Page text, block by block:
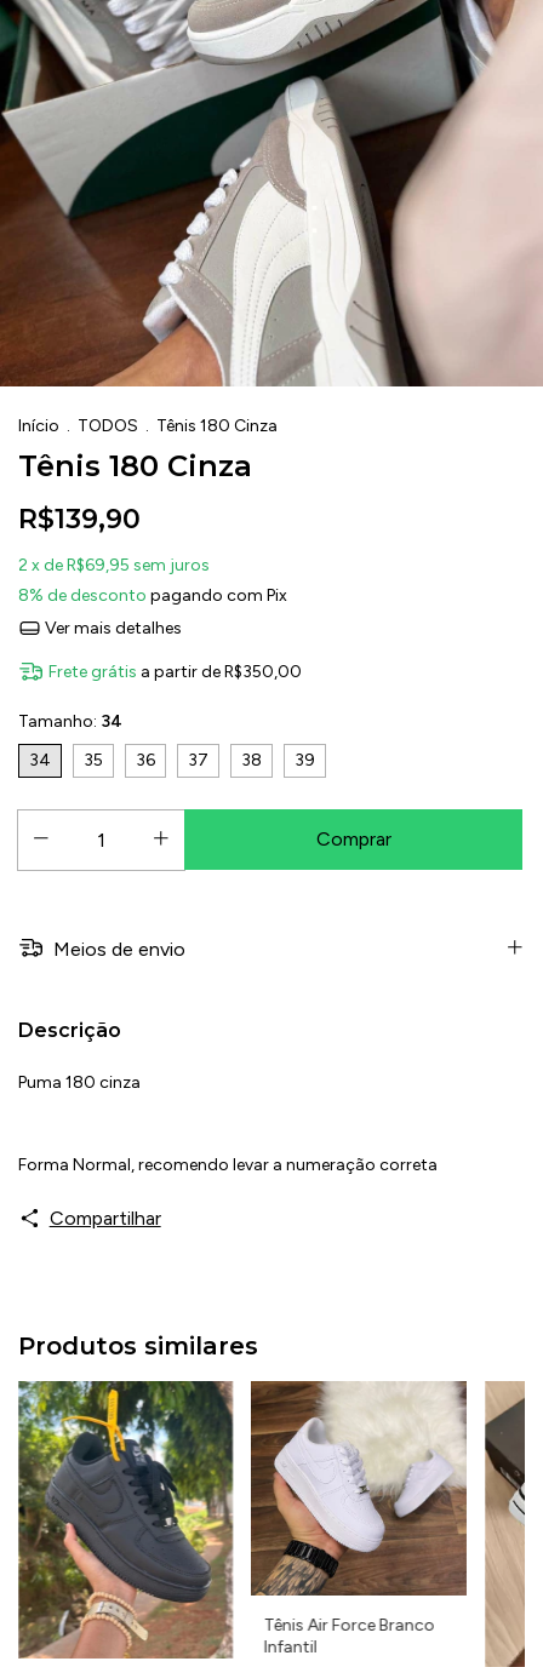
Início . TODOS . Tênis 180 Cinza
Tênis 180 Cinza
R$139,90
2 x deR$69,95 sem juros
8% de desconto pagando com Pix
Ver mais detalhes
Frete grátis a partir deR$350,00
Tamanho: 34
34
35 36 37 38 39
Meios de envio
Descrição
Puma 180 cinza
Forma Normal, recomendo levar a numeração correta
Compartilhar
Produtos similares
Tênis Air Force Branco
Infantil